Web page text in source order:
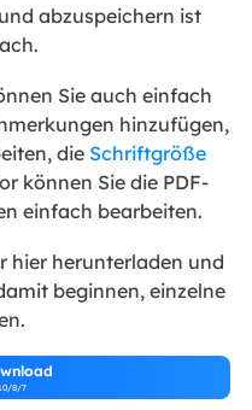
abzuspeichern ist
Sie auch einfach
hinzufügen,
die Schriftgröße
können Sie die PDF-
einfach bearbeiten.
hier herunterladen und
beginnen, einzelne
8/7